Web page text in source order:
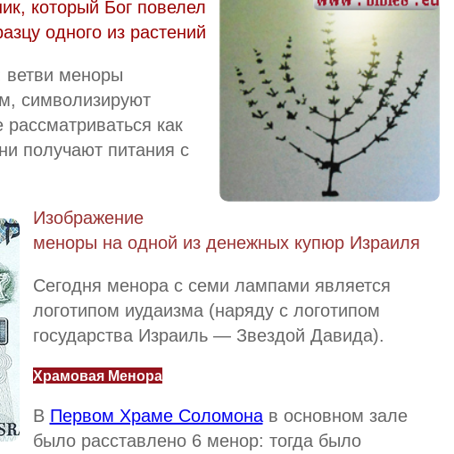
который Бог повелел
одного из растений
ветви меноры
символизируют
как
получают питания с
Изображение
меноры на одной из денежных купюр Израиля
Сегодня менора с семи лампами является
логотипом иудаизма (наряду с логотипом
государства Израиль — Звездой Давида).
Храмовая Менора
В Первом Храме Соломонав основном зале
было расставлено 6 менор: тогда было